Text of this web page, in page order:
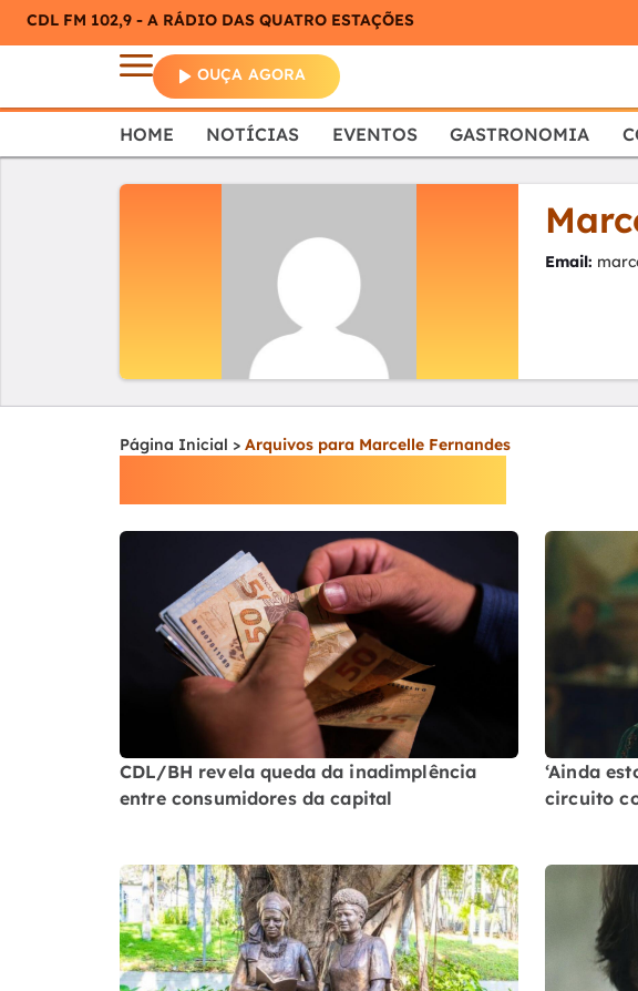
CDL FM 102,9 - A RÁDIO DAS QUATRO ESTAÇÕES
OUÇA AGORA
HOME NOTÍCIAS EVENTOS GASTRONOMIA
Email:
Página Inicial > Arquivos para Marcelle Fernandes
CDL/BH revela queda da inadimplência
entre consumidores da capital
‘Ainda
circuito